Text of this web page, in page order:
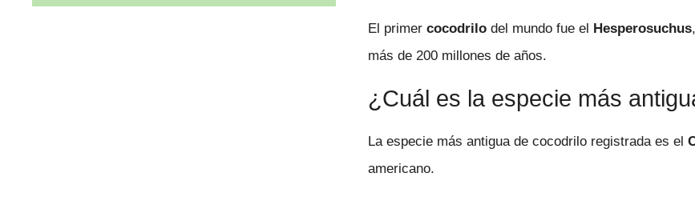
El primercocodrilo del mundo fue el Hesperosuchus
más de 200 millones de años.
¿Cuál es la especie más
La especie más antigua de cocodrilo registrada es el
americano.